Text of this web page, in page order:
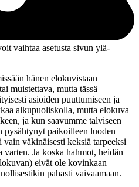
vaihtaa asetusta sivun ylä­
hänen elokuvistaan
muistettava, mutta tässä
asioiden puuttumiseen ja
alkupuoliskolla, mutta elokuva
ja kun saavumme talviseen
pysähtynyt paikoilleen luoden
väkinäisesti keksiä tarpeeksi
Ja koska hahmot, heidän
eivät ole kovinkaan
pahasti vaivaamaan.